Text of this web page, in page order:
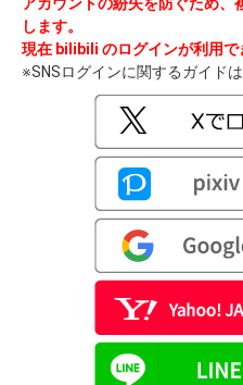
します。
現在 bilibili のログインが利用で
※SNSログインに関するガイドは